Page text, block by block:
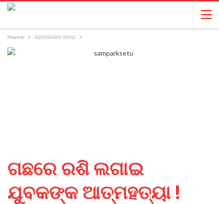
Home ଢେଙ୍କାନାଳ ଖବର
ଗଛରେ ରଶି ଲଗାଇ
ଯୁବକଙ୍କ ଆତ୍ମହତ୍ୟା !